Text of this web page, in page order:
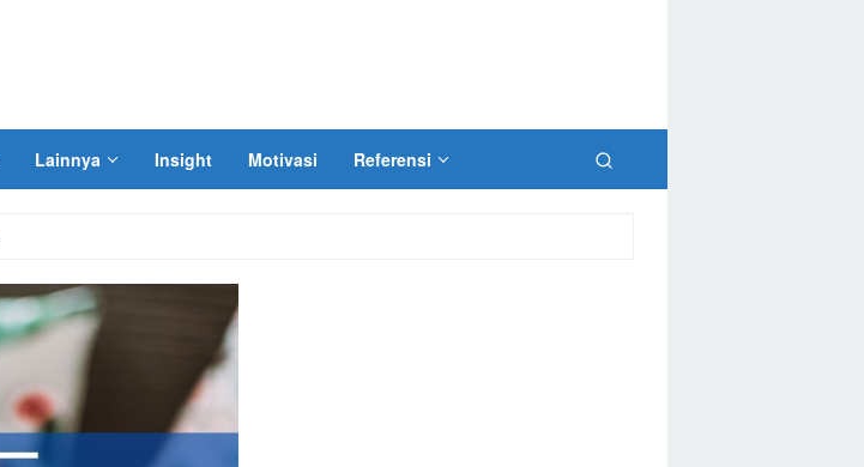
Lainnya Insight Motivasi Referensi